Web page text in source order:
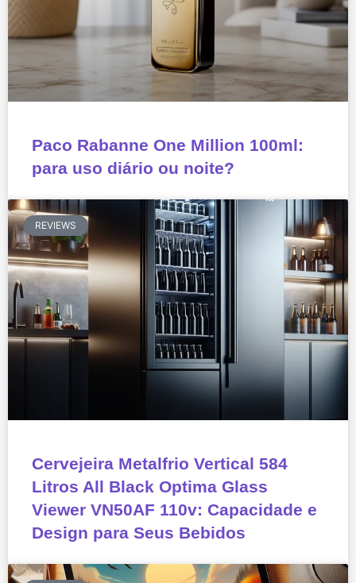
Paco Rabanne One Million 100ml:
para uso diário ou noite?
REVIEWS
Cervejeira Metalfrio Vertical 584
Litros All Black Optima Glass
Viewer VN50AF 110v: Capacidade e
Design para Seus Bebidos